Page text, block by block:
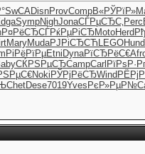
SwCADisnProvCompВ«РЎРїР»
SympNighJonaСЃРµСЂС‚ Perc
Р¤РёСЂСЃРќРµРіСЂMotoHerd
MaryMudaРЈРіСЂСЋ LEGOHund
РіРёРїРµEtni DynaРїСЂРёС€
СЌРЅРµСЂCampCarl
Noki РЎРјРёСЂWind
ChetDese7019Yves РєР»РµР№